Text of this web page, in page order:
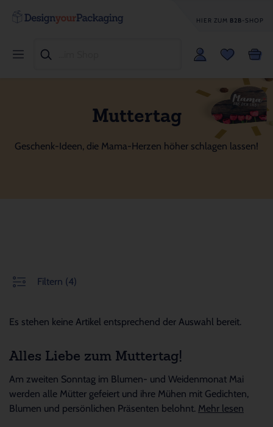
HIER ZUM B2B-SHOP
Muttertag
Geschenk-Ideen, die Mama-Herzen höher schlagen lassen!
Filtern (4)
Es stehen keine Artikel entsprechend der Auswahl bereit.
Alles Liebe zum Muttertag!
Am zweiten Sonntag im Blumen- und Weidenmonat Mai
werden alle Mütter gefeiert und ihre Mühen mit Gedichten,
Blumen und persönlichen Präsenten belohnt. Mehr lesen